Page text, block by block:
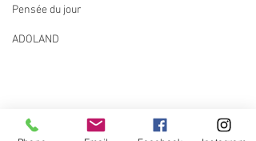
Pensée du jour
ADOLAND